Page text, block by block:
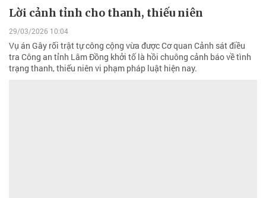
Lời cảnh tỉnh cho thanh, thiếu niên
29/03/2026 10:04
Vụ án Gây rối trật tự công cộng vừa được Cơ quan Cảnh sát điều
tra Công an tỉnh Lâm Đồng khởi tố là hồi chuông cảnh báo về tình
trạng thanh, thiếu niên vi phạm pháp luật hiện nay.